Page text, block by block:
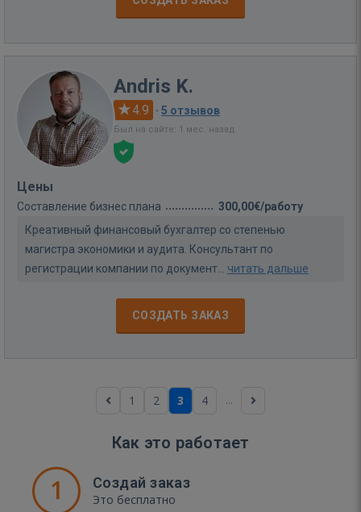
Andris K.
4.9 · 5 отзывов
Был на сайте: 1 мес. назад
Цены
Составление бизнес плана
300,00€/работу
Креативный финансовый бухгалтер со степенью
магистра экономики и аудита. Консультант по
регистрации компании по документ... читать дальше
СОЗДАТЬ ЗАКАЗ
1 2 3 4 ...
Как это работает
1 Создай заказ
Это бесплатно